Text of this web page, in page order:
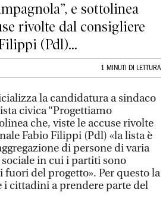
e sottolinea
rivolte dal consigliere
(Pdl)...
1 MINUTI DI LETTURA
la candidatura a sindaco
civica “Progettiamo
che, viste le accuse rivolte
Fabio Filippi (Pdl) «la lista è
di persone di varia
in cui i partiti sono
del progetto». Per questo la
cittadini a prendere parte del